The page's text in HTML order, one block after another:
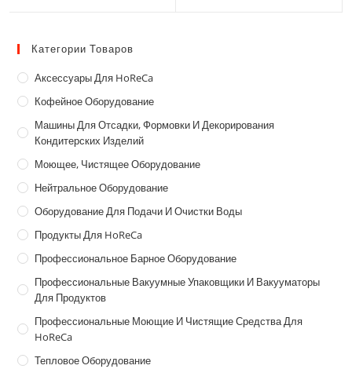
Категории Товаров
Аксессуары Для HoReCa
Кофейное Оборудование
Машины Для Отсадки, Формовки И Декорирования
Кондитерских Изделий
Моющее, Чистящее Оборудование
Нейтральное Оборудование
Оборудование Для Подачи И Очистки Воды
Продукты Для HoReCa
Профессиональное Барное Оборудование
Профессиональные Вакуумные Упаковщики И Вакууматоры
Для Продуктов
Профессиональные Моющие И Чистящие Средства Для
HoReCa
Тепловое Оборудование